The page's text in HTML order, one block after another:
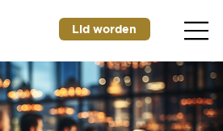
Lid worden